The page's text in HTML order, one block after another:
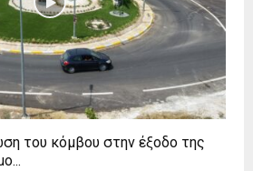
του κόμβου στην έξοδο της